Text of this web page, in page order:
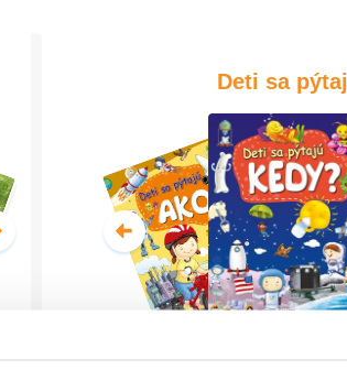
Deti sa